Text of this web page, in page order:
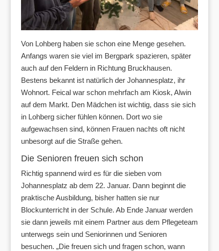
Von Lohberg haben sie schon eine Menge gesehen.
Anfangs waren sie viel im Bergpark spazieren, später
auch auf den Feldern in Richtung Bruckhausen.
Bestens bekannt ist natürlich der Johannesplatz, ihr
Wohnort. Feical war schon mehrfach am Kiosk, Alwin
auf dem Markt. Den Mädchen ist wichtig, dass sie sich
in Lohberg sicher fühlen können. Dort wo sie
aufgewachsen sind, können Frauen nachts oft nicht
unbesorgt auf die Straße gehen.
Die Senioren freuen sich schon
Richtig spannend wird es für die sieben vom
Johannesplatz ab dem 22. Januar. Dann beginnt die
praktische Ausbildung, bisher hatten sie nur
Blockunterricht in der Schule. Ab Ende Januar werden
sie dann jeweils mit einem Partner aus dem Pflegeteam
unterwegs sein und Seniorinnen und Senioren
besuchen. „Die freuen sich und fragen schon, wann